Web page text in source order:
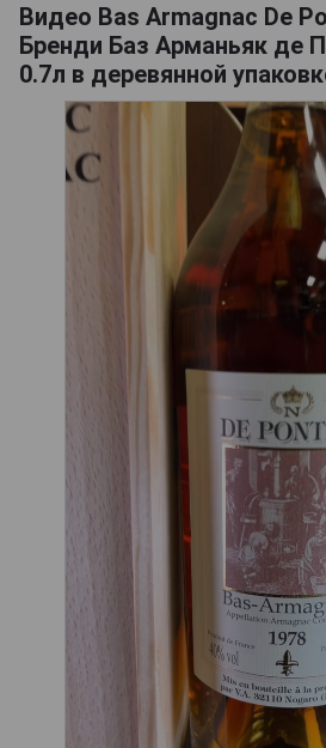
Видео Bas Armagnac De
Бренди Баз Арманьяк де
0.7л в деревянной